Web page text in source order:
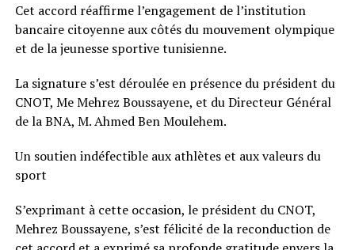
Cet accord réaffirme l’engagement de l’institution
bancaire citoyenne aux côtés du mouvement olympique
et de la jeunesse sportive tunisienne.
La signature s’est déroulée en présence du président du
CNOT, Me Mehrez Boussayene, et du Directeur Général
de la BNA, M. Ahmed Ben Moulehem.
Un soutien indéfectible aux athlètes et aux valeurs du
sport
S’exprimant à cette occasion, le président du CNOT,
Mehrez Boussayene, s’est félicité de la reconduction de